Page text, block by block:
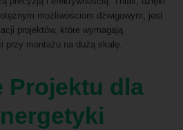
możliwościom dźwigowym, jest
projektów, które wymagają
przy montażu na dużą skalę.
Projektu dla